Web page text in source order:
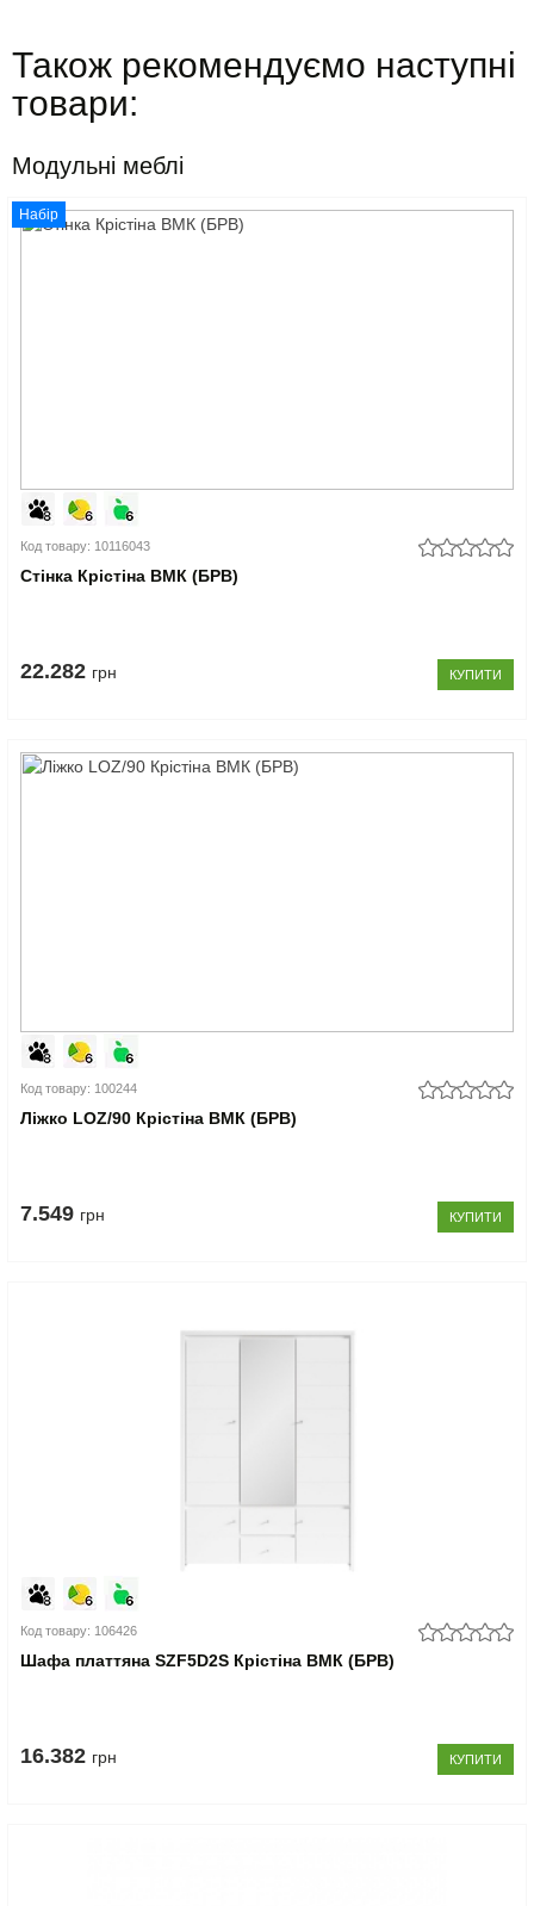
Також рекомендуємо наступні
товари:
Модульні меблі
Набір
Код товару: 10116043
Стінка Крістіна ВМК (БРВ)
22.282 грн КУПИТИ
Код товару: 100244
Ліжко LOZ/90 Крістіна ВМК (БРВ)
7.549 грн КУПИТИ
Код товару: 106426
Шафа платтяна SZF5D2S Крістіна ВМК (БРВ)
16.382 грн КУПИТИ